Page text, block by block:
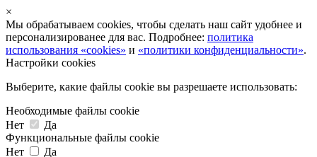
×
Мы обрабатываем cookies, чтобы сделать наш сайт удобнее и
персонализированее для вас. Подробнее: политика
использования «cookies» и «политики конфиденциальности».
Настройки cookies
Выберите, какие файлы cookie вы разрешаете использовать:
Необходимые файлы cookie
Нет
Да
Функциональные файлы cookie
Нет
Да